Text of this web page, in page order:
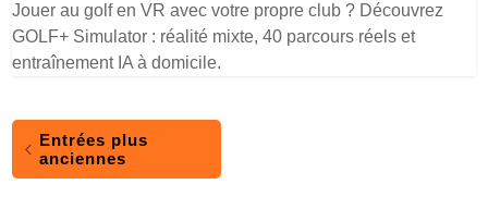
Jouer au golf en VR avec votre propre club ? Découvrez
GOLF+ Simulator : réalité mixte, 40 parcours réels et
entraînement IA à domicile.
Entrées plus
anciennes